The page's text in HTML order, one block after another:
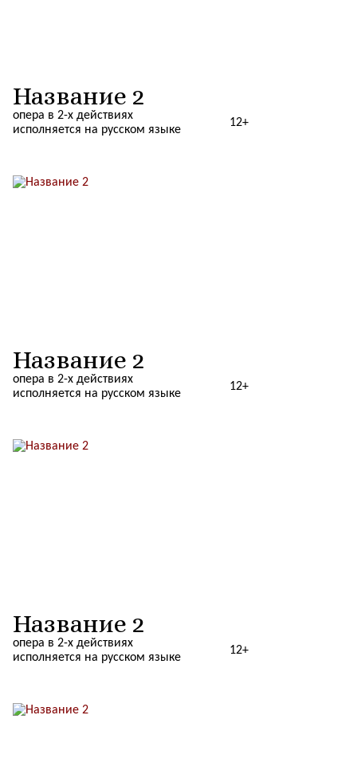
Название 2
опера в 2-х действиях
исполняется на русском языке
12+
Название 2
опера в 2-х действиях
исполняется на русском языке
12+
Название 2
опера в 2-х действиях
исполняется на русском языке
12+